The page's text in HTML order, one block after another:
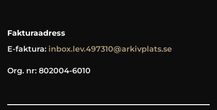
Fakturaadress
E-faktura: inbox.lev.497310@arkivplats.se
Org. nr: 802004-6010